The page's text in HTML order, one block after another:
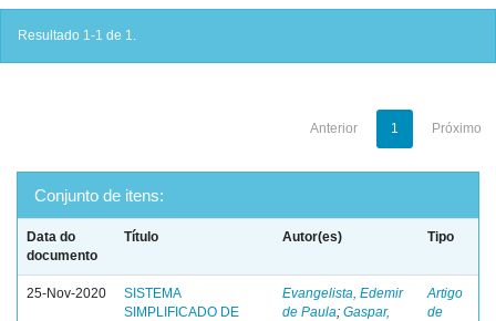
Resultado 1-1 de 1.
Anterior 1 Próximo
Conjunto de itens:
Data do
documento
Título Autor(es) Tipo
25-Nov-2020
SISTEMA
SIMPLIFICADO DE
Evangelista, Edemir
de Paula; Gaspar,
Artigo
de